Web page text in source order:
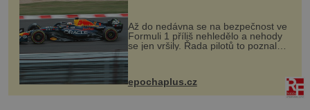
Až do nedávna se na bezpečnost ve
Formuli 1 příliš nehledělo a nehody
se jen vršily. Řada pilotů to poznala
na vlastní kůži, často s trvalými
následky nebo bohužel i ztrátou
života. Dnes nepochopiteln...
epochaplus.cz